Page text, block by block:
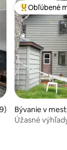
ohodnotenie
Obľúbené
Bývanie v
Úžasné